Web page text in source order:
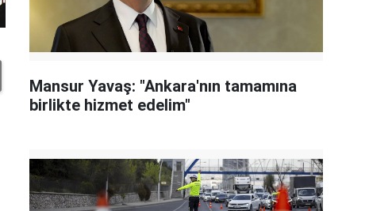
Mansur Yavaş: "Ankara'nın tamamına
birlikte hizmet edelim"